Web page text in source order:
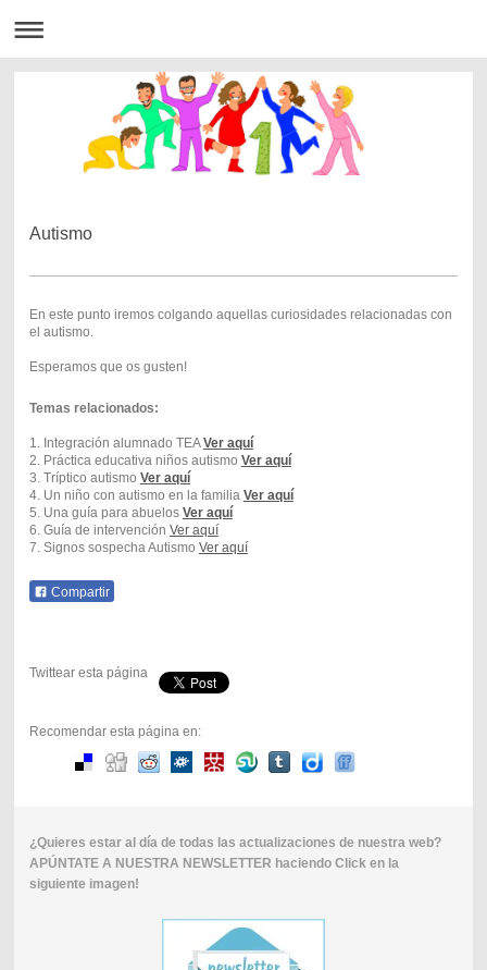
Autismo
En este punto iremos colgando aquellas curiosidades relacionadas con
el autismo.
Esperamos que os gusten!
Temas relacionados:
1. Integración alumnado TEAVer aquí
2. Práctica educativa niños autismo Ver aquí
3. Tríptico autismo Ver aquí
4. Un niño con autismo en la familia Ver aquí
5. Una guía para abuelos Ver aquí
6. Guía de intervención Ver aquí
7. Signos sospecha Autismo Ver aquí
Compartir
Twittear esta página
Recomendar esta página en:
¿Quieres estar al día de todas las actualizaciones de nuestra web?
APÚNTATE A NUESTRA NEWSLETTER haciendo Click en la
siguiente imagen!